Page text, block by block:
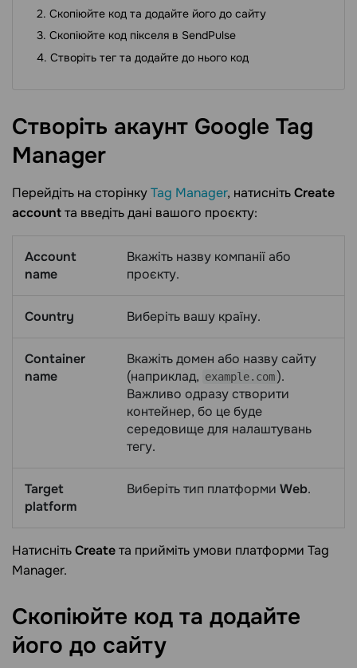
Скопіюйте код та додайте його до сайту
Скопіюйте код пікселя в SendPulse
Створіть тег та додайте до нього код
Створіть акаунт Google Tag
Manager
Перейдіть на сторінкуTag Manager, натиснітьCreate
accountта введіть дані вашого проєкту:
Account
name
Вкажіть назву компанії або
проєкту.
Country Виберіть вашу країну.
Container
name
Вкажіть домен або назву сайту
(наприклад, example.com).
Важливо одразу створити
контейнер, бо це буде
середовище для налаштувань
тегу.
Target
platform
Виберіть тип платформи Web.
НатиснітьCreateта прийміть умови платформи Tag
Manager.
Скопіюйте код та додайте
його до сайту